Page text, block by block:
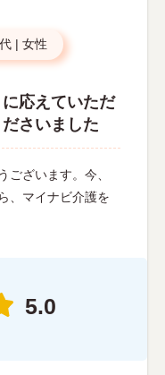
| 女性
応えていただ
さいました
ございます。今、
、マイナビ介護を
5.0